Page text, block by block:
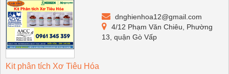
dnghienhoa12@gmail.com
4/12 Phạm Văn Chiêu, Phường
13, quận Gò Vấp
Kit phân tích Xơ Tiêu Hóa